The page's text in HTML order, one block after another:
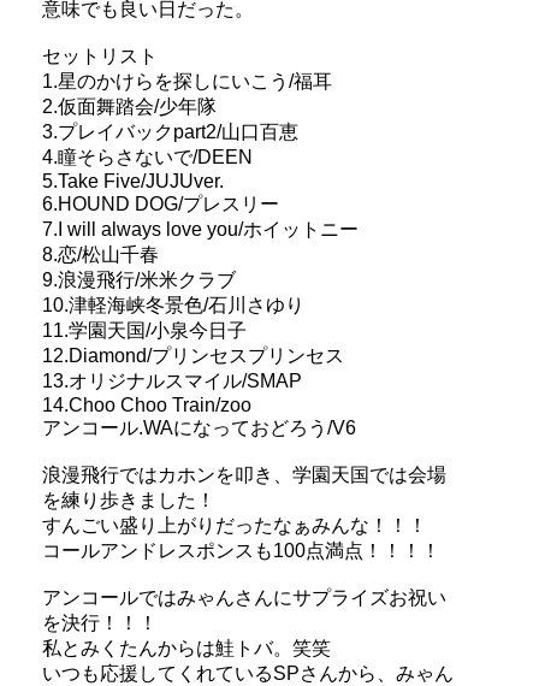
意味でも良い日だった。
セットリスト
1.星のかけらを探しにいこう/福耳
2.仮面舞踏会/少年隊
3.プレイバックpart2/山口百恵
4.瞳そらさないで/DEEN
5.Take Five/JUJUver.
6.HOUND DOG/プレスリー
7.I will always love you/ホイットニー
8.恋/松山千春
9.浪漫飛行/米米クラブ
10.津軽海峡冬景色/石川さゆり
11.学園天国/小泉今日子
12.Diamond/プリンセスプリンセス
13.オリジナルスマイル/SMAP
14.Choo Choo Train/zoo
アンコール.WAになっておどろう/V6
浪漫飛行ではカホンを叩き、学園天国では会場
を練り歩きました！
すんごい盛り上がりだったなぁみんな！！！
コールアンドレスポンスも100点満点！！！！
アンコールではみゃんさんにサプライズお祝い
を決行！！！
私とみくたんからは鮭トバ。笑笑
いつも応援してくれているSPさんから、みゃん